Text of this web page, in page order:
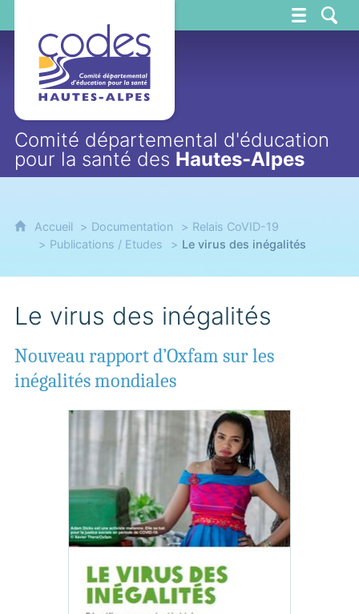
Comité départemental d'éducation
pour la santé des Hautes-Alpes
Accueil Documentation
Relais CoVID-19
Publications / Etudes
Le virus des inégalités
Le virus des inégalités
Nouveau rapport d’Oxfam sur les
inégalités mondiales